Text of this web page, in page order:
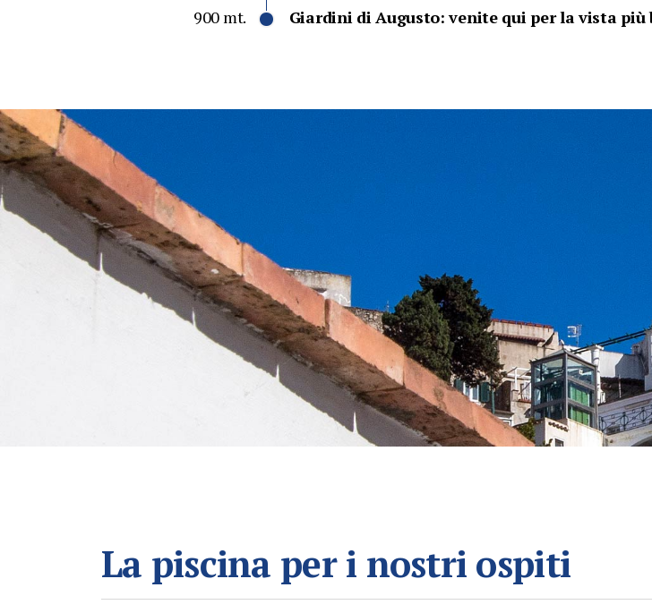
900 mt. Giardini di Augusto: venite qui per la vista
La piscina per i nostri ospiti